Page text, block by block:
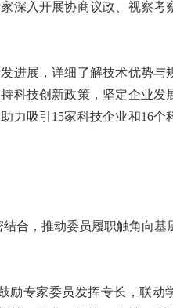
深入开展协商议政、视察考
进展，详细了解技术优势与
科技创新政策，坚定企业发
力吸引15家科技企业和16个
合，推动委员履职触角向基
专家委员发挥专长，联动